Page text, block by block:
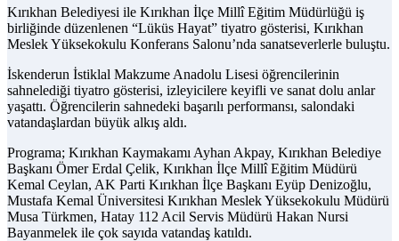
Kırıkhan Belediyesi ile Kırıkhan İlçe Millî Eğitim Müdürlüğü iş
birliğinde düzenlenen “Lüküs Hayat” tiyatro gösterisi, Kırıkhan
Meslek Yüksekokulu Konferans Salonu’nda sanatseverlerle buluştu.
İskenderun İstiklal Makzume Anadolu Lisesi öğrencilerinin
sahnelediği tiyatro gösterisi, izleyicilere keyifli ve sanat dolu anlar
yaşattı. Öğrencilerin sahnedeki başarılı performansı, salondaki
vatandaşlardan büyük alkış aldı.
Programa; Kırıkhan Kaymakamı Ayhan Akpay, Kırıkhan Belediye
Başkanı Ömer Erdal Çelik, Kırıkhan İlçe Millî Eğitim Müdürü
Kemal Ceylan, AK Parti Kırıkhan İlçe Başkanı Eyüp Denizoğlu,
Mustafa Kemal Üniversitesi Kırıkhan Meslek Yüksekokulu Müdürü
Musa Türkmen, Hatay 112 Acil Servis Müdürü Hakan Nursi
Bayanmelek ile çok sayıda vatandaş katıldı.